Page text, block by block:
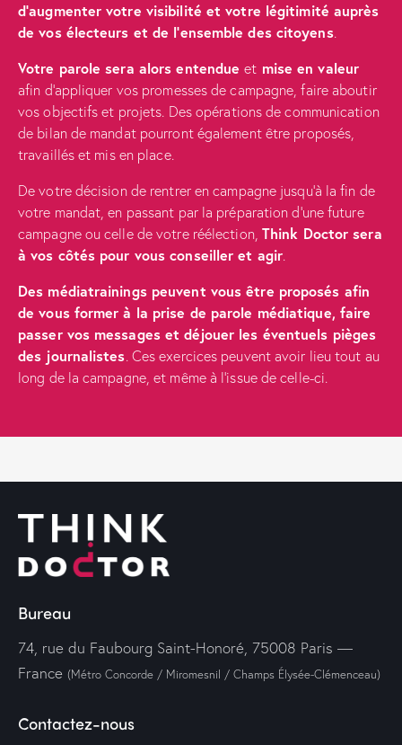
d’augmenter votre visibilité et votre légitimité auprès
de vos électeurs et de l’ensemble des citoyens.
Votre parole sera alors entendueet mise en valeur
afin d’appliquer vos promesses de campagne, faire aboutir
vos objectifs et projets. Des opérations de communication
de bilan de mandat pourront également être proposés,
travaillés et mis en place.
De votre décision de rentrer en campagne jusqu’à la fin de
votre mandat, en passant par la préparation d’une future
campagne ou celle de votre réélection, Think Doctor sera
à vos côtés pour vous conseiller et agir.
Des médiatrainings peuvent vous être proposés afin
de vous former à la prise de parole médiatique, faire
passer vos messages et déjouer les éventuels pièges
des journalistes. Ces exercices peuvent avoir lieu tout au
long de la campagne, et même à l’issue de celle-ci.
Bureau
74, rue du Faubourg Saint-Honoré, 75008 Paris —
France (Métro Concorde / Miromesnil / Champs Élysée-Clémenceau)
Contactez-nous